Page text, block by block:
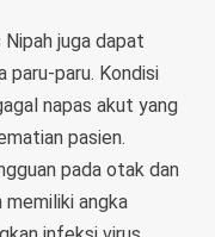
juga dapat
paru-paru. Kondisi
napas akut yang
pasien.
pada otak dan
memiliki angka